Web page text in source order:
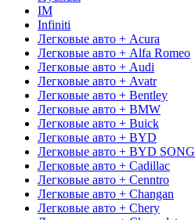
IM
Infiniti
Легковые авто + Acura
Легковые авто + Alfa Romeo
Легковые авто + Audi
Легковые авто + Avatr
Легковые авто + Bentley
Легковые авто + BMW
Легковые авто + Buick
Легковые авто + BYD
Легковые авто + BYD SONG
Легковые авто + Cadillac
Легковые авто + Cenntro
Легковые авто + Changan
Легковые авто + Chery